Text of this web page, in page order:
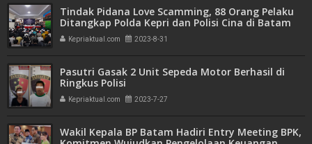
Tindak Pidana Love Scamming, 88 Orang Pelaku
Ditangkap Polda Kepri dan Polisi Cina di Batam
Kepriaktual.com 2023-8-31
Pasutri Gasak 2 Unit Sepeda Motor Berhasil di
Ringkus Polisi
Kepriaktual.com 2023-7-27
Wakil Kepala BP Batam Hadiri Entry Meeting BPK,